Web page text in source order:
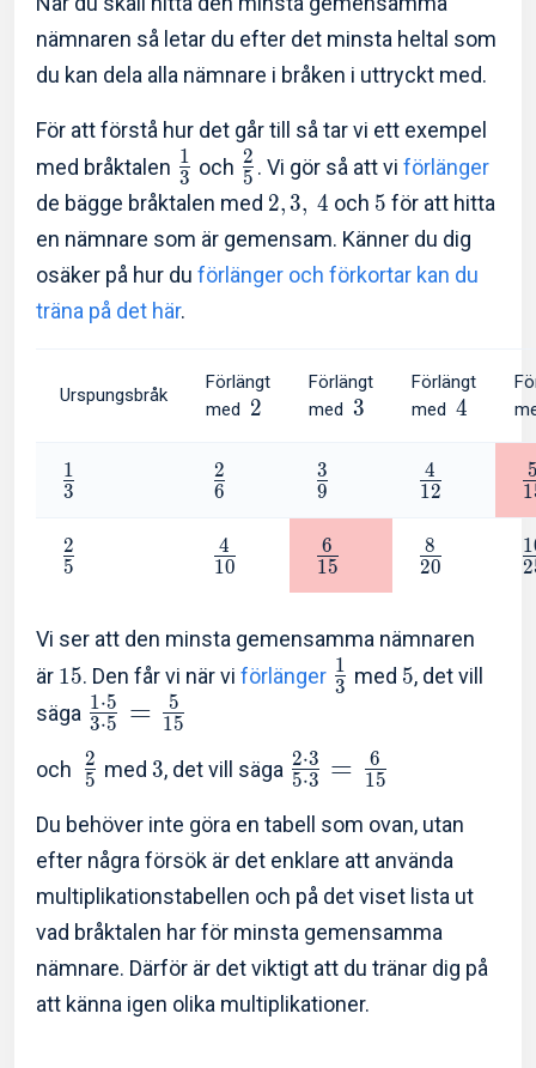
nämnaren så letar du efter det minsta heltal som
du kan dela alla nämnare i bråken i uttryckt med.
För att förstå hur det går till så tar vi ett exempel
med bråktalen 3
1 och 5
2 . Vi gör så att vi förlänger
de bägge bråktalen med 2,3, 4 och 5 för att hitta
en nämnare som är gemensam. Känner du dig
osäker på hur du förlänger och förkortar kan du
träna på det här.
Urspungsbråk
Förlängt
med 2
Förlängt
med 3
Förlängt
med 4
3
1
6
2
9
3
12
4
1
5
2
10
4
15
6
20
8
2
1
Vi ser att den minsta gemensamma nämnaren
är 15. Den får vi när vi förlänger 3
1 med 5, det vill
säga 3⋅5
1⋅5 = 15
5
och 5
2 med 3, det vill säga 5⋅3
2⋅3 = 15
6
Du behöver inte göra en tabell som ovan, utan
efter några försök är det enklare att använda
multiplikationstabellen och på det viset lista ut
vad bråktalen har för minsta gemensamma
nämnare. Därför är det viktigt att du tränar dig på
att känna igen olika multiplikationer.